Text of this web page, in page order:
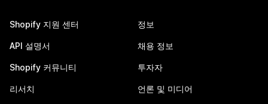
Shopify 지원 센터
API 설명서
Shopify 커뮤니티
리서치
정보
채용 정보
투자자
언론 및 미디어